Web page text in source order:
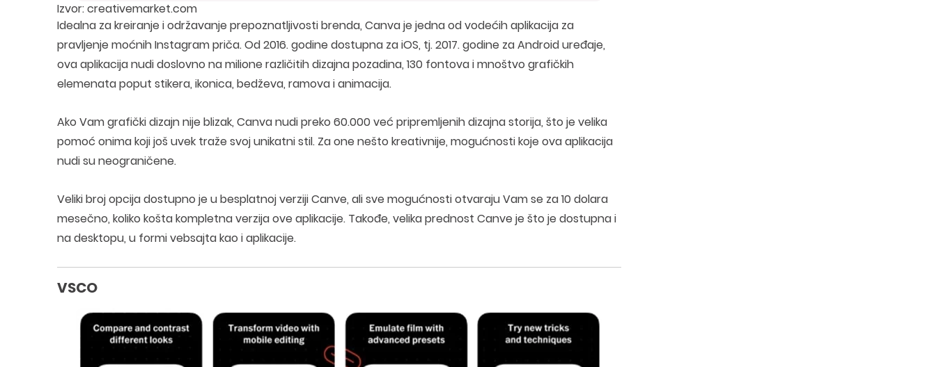
Izvor: creativemarket.com
Idealna za kreiranje i održavanje prepoznatljivosti brenda, Canva je jedna od vodećih aplikacija za
pravljenje moćnih Instagram priča. Od 2016. godine dostupna za iOS, tj. 2017. godine za Android uređaje,
ova aplikacija nudi doslovno na milione različitih dizajna pozadina, 130 fontova i mnoštvo grafičkih
elemenata poput stikera, ikonica, bedževa, ramova i animacija.
Ako Vam grafički dizajn nije blizak, Canva nudi preko 60.000 već pripremljenih dizajna storija, što je velika
pomoć onima koji još uvek traže svoj unikatni stil. Za one nešto kreativnije, mogućnosti koje ova aplikacija
nudi su neograničene.
Veliki broj opcija dostupno je u besplatnoj verziji Canve, ali sve mogućnosti otvaraju Vam se za 10 dolara
mesečno, koliko košta kompletna verzija ove aplikacije. Takođe, velika prednost Canve je što je dostupna i
na desktopu, u formi vebsajta kao i aplikacije.
VSCO